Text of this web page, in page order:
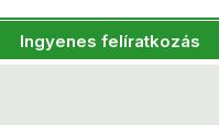
Ingyenes felíratkozás